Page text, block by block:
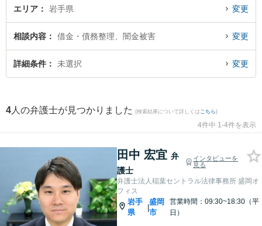
り込み検索もでき便利です。特に弁護士法人稲葉セントラル法律事務所 盛岡オ
目されています。『岩手県で土日や夜間に発生した闇金被害のトラブルを今す
ぐに弁護士に相談したい』『闇金被害のトラブル解決の実績豊富な近くの弁護
士を検索したい』『初回相談無料で闇金被害を法律相談できる岩手県内の弁護
エリア 岩手県 変更
相談内容 借金・債務整理、闇金被害 変更
詳細条件 未選択 変更
4 人の弁護士が見つかりました (検索結果について詳しくは こちら)
4件中 1-4件を表示
田中 宏宜 弁
護士
インタビューを
見る
弁護士法人稲葉セントラル法律事務所 盛岡オ
フィス
岩手
県
|
盛岡
市
営業時間：09:30~18:30（平
日）